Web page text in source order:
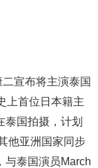
宣布将主演泰国
上首位日本籍主
国拍摄，计划
他亚洲国家同步
与泰国演员March